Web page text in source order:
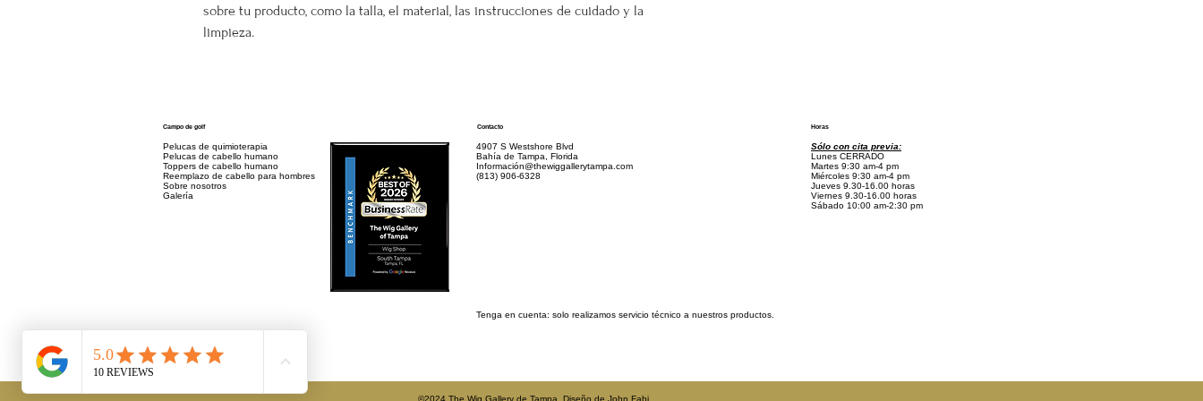
sobre tu producto, como la talla, el material, las instrucciones de cuidado y la
limpieza.
Campo de golf
Pelucas de quimioterapia
Pelucas de cabello humano
Toppers de cabello humano
Reemplazo de cabello para hombres
Sobre nosotros
Galería
Contacto
4907 S Westshore Blvd
Bahía de Tampa, Florida
Información@thewiggallerytampa.com
(813) 906-6328
Tenga en cuenta: solo realizamos servicio técnico a nuestros productos.
Horas
Sólo con cita previa:
Lunes CERRADO
Martes 9:30 am-4 pm
Miércoles 9:30 am-4 pm
Jueves 9.30-16.00 horas
Viernes 9.30-16.00 horas
Sábado 10:00 am-2:30 pm
©2024 The Wig Gallery de Tampa. Diseño de John Fabi